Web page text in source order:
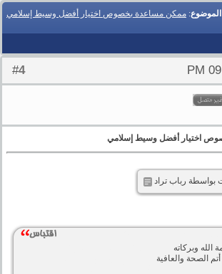
الموضوع: ممكن مساعدة بخصوص اختيار أفضل وسيط إسلامي
#
4
اختيار أفضل وسيط إسلامي
بواسطة رباب تراد
الله وبركاته
الصحة والعافية